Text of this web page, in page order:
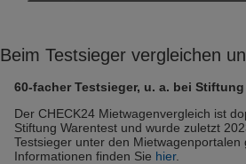
Abholort: Porto Flughafen
Reinhard W.
abgegeben am 28.07.2026
Abholort: Porto Flughafen
Beim Testsieger vergleichen
60-facher Testsieger, u. a. bei
Der CHECK24 Mietwagenvergleich ist
Stiftung Warentest und wurde zuletzt
Testsieger unter den Mietwagenportalen
Informationen finden Sie hier.